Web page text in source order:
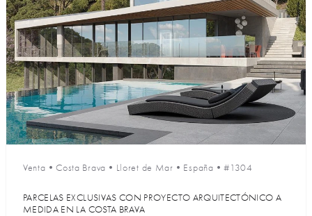
Venta •Costa Brava • Lloret de Mar • España •#1304
PARCELAS EXCLUSIVAS CON PROYECTO ARQUITECTÓNICO A
MEDIDA EN LA COSTA BRAVA